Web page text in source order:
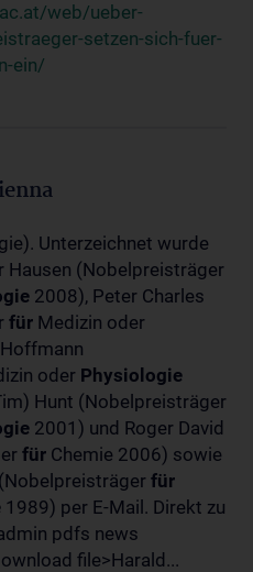
web/ueber-
setzen-sich-fuer-
ein/
Unterzeichnet wurde
Hausen (Nobelpreisträger
2008), Peter Charles
für Medizin oder
oder Physiologie
Hunt (Nobelpreisträger
2001) und Roger David
für Chemie 2006) sowie
für
1989) per E-Mail. Direkt zu
pdfs news
file>Harald...